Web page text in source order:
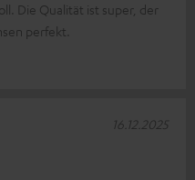
Die Qualität ist super, der
perfekt.
16.12.2025